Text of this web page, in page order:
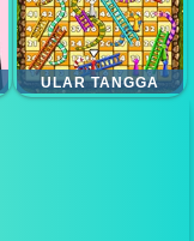
ULAR TANGGA